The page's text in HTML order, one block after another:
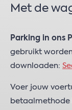
Met de
Parking in ons
gebruikt
downloaden:
Voer jouw
betaalmethode